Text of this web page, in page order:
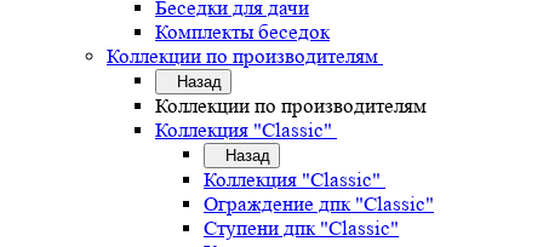
Беседки для дачи
Комплекты беседок
Коллекции по производителям
Назад
Коллекции по производителям
Коллекция "Classic"
Назад
Коллекция "Classic"
Ограждение дпк "Classic"
Ступени дпк "Classic"